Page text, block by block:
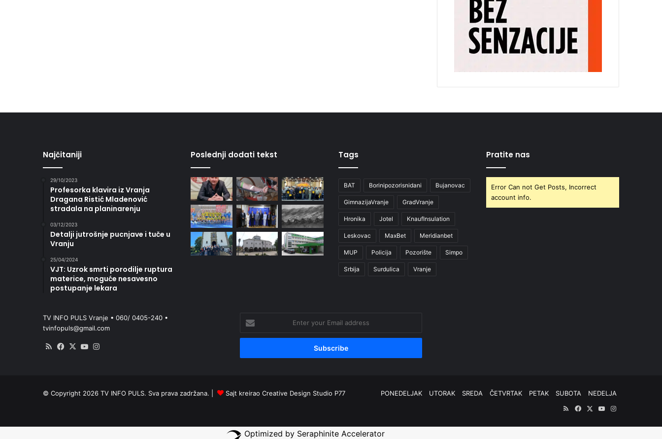
Najčitaniji
29/10/2023
Profesorka klavira iz Vranja
Dragana Ristić Mladenović
stradala na planinarenju
03/12/2023
Detalji jutrošnje pucnjave i tuče u
Vranju
25/04/2024
VJT: Uzrok smrti porodilje ruptura
materice, moguće nesavesno
postupanje lekara
Poslednji dodati tekst Tags
BAT Borinipozorisnidani Bujanovac
GimnazijaVranje GradVranje
Hronika Jotel KnaufInsulation
Leskovac MaxBet Meridianbet
MUP Policija Pozorište Simpo
Srbija Surdulica Vranje
Pratite nas
Error Can not Get Posts, Incorrect
account info.
TV INFO PULS Vranje • 060/ 0405-240 •
tvinfopuls@gmail.com
RSS Facebook
X YouTube
your
Email
© Copyright 2026 TV INFO PULS. Sva prava zadržana. | Sajt kreirao Creative Design Studio P77 PONEDELJAK UTORAK SREDA ČETVRTAK PETAK SUBOTA
NEDELJA
RSSFacebook
X YouTubeInstagram
Optimized by Seraphinite Accelerator